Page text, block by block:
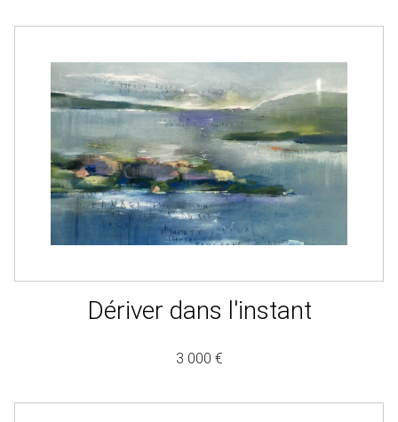
Dériver dans l'instant
3 000 €